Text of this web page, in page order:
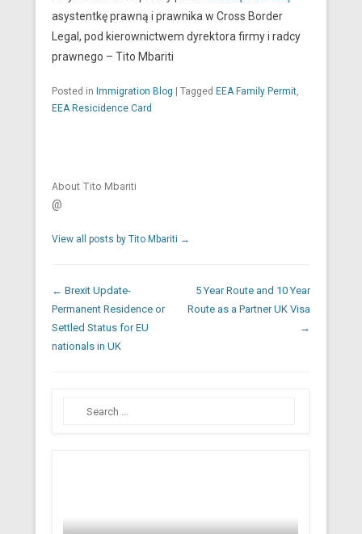
asystentkę prawną i prawnika w Cross Border
Legal, pod kierownictwem dyrektora firmy i radcy
prawnego – Tito Mbariti
Posted in Immigration Blog Tagged EEA Family Permit,
EEA Resicidence Card
About Tito Mbariti
@
View all posts by Tito Mbariti →
Post navigation
← Brexit Update-
Permanent Residence or
Settled Status for EU
nationals in UK
5 Year Route and 10 Year
Route as a Partner UK Visa
→
Search